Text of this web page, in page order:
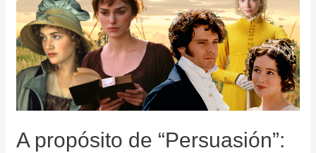
A propósito de “Persuasión”: